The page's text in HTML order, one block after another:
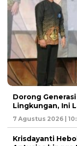
Dorong
Lingkungan, Ini
7 Agustus 2026 |
Krisdayanti